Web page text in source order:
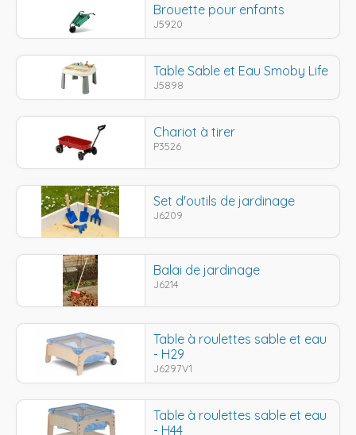
Brouette pour enfants
J5920
Table Sable et Eau Smoby Life
J5898
Chariot à tirer
P3526
Set d'outils de jardinage
J6209
Balai de jardinage
J6214
Table à roulettes sable et eau
- H29
J6297V1
Table à roulettes sable et eau
- H44